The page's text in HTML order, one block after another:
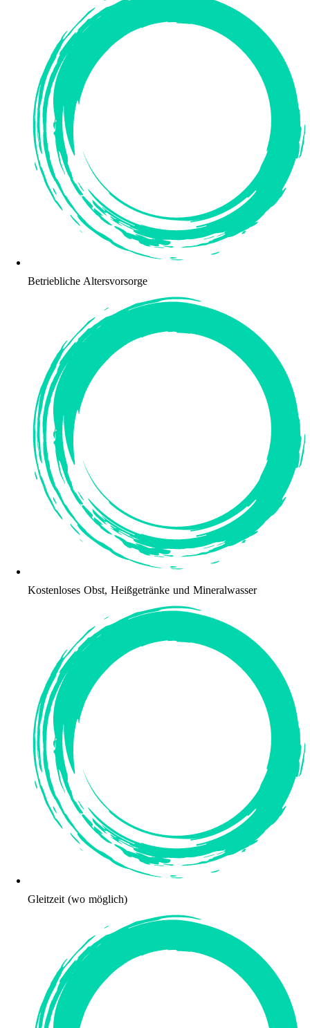
Betriebliche Altersvorsorge
Kostenloses Obst, Heißgetränke und Mineralwasser
Gleitzeit (wo möglich)